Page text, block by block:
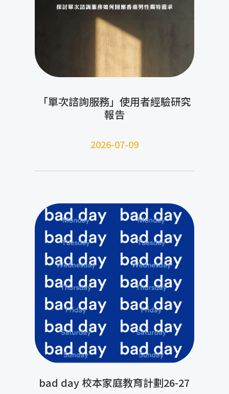
「單次諮詢服務」使用者經驗研究
報告
2026-07-09
bad day 校本家庭教育計劃26-27